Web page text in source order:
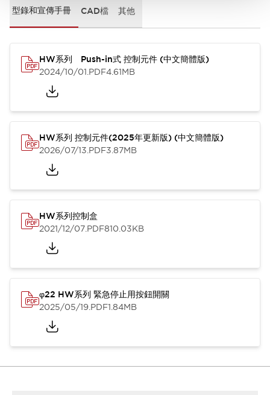
型錄和宣傳手冊 CAD檔 其他
HW系列 Push-in式 控制元件 (中文簡體版)
2024/10/01.PDF4.61MB
HW系列 控制元件(2025年更新版) (中文簡體版)
2026/07/13.PDF3.87MB
HW系列控制盒
2021/12/07.PDF810.03KB
φ22 HW系列 緊急停止用按鈕開關
2025/05/19.PDF1.84MB